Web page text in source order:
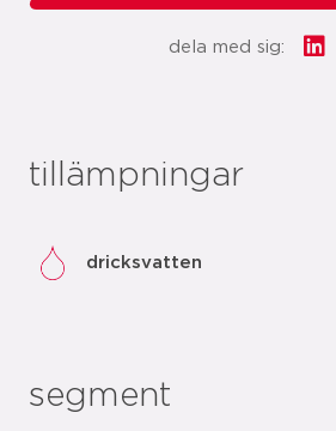
dela med sig:
tillämpningar
dricksvatten
segment